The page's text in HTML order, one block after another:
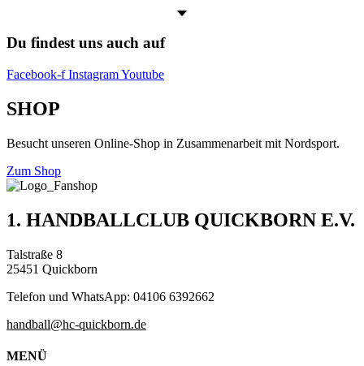
Du findest uns auch auf
Facebook-f InstagramYoutube
SHOP
Besucht unseren Online-Shop in Zusammenarbeit mit Nordsport.
Zum Shop
1. HANDBALLCLUB QUICKBORN E.V.
Talstraße 8
25451 Quickborn
Telefon und WhatsApp: 04106 6392662
handball@hc-quickborn.de
MENÜ